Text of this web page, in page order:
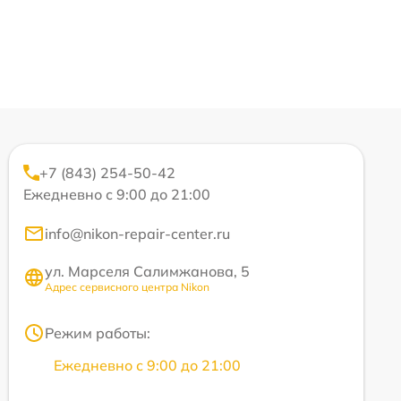
+7 (843) 254-50-42
Ежедневно с 9:00 до 21:00
info@nikon-repair-center.ru
ул. Марселя Салимжанова, 5
Адрес сервисного центра Nikon
Режим работы:
Ежедневно с 9:00 до 21:00